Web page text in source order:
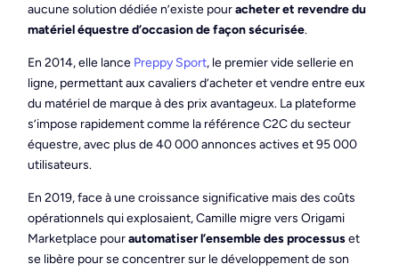
aucune solution dédiée n’existe pouracheter et revendre du
matériel équestre d’occasion de façon sécurisée.
En 2014, elle lance Preppy Sport, le premier vide sellerie en
ligne, permettant aux cavaliers d’acheter et vendre entre eux
du matériel de marque à des prix avantageux. La plateforme
s’impose rapidement comme la référence C2C du secteur
équestre, avec plus de 40 000 annonces actives et 95 000
utilisateurs.
En 2019, face à une croissance significative mais des coûts
opérationnels qui explosaient, Camille migre vers Origami
Marketplace pourautomatiser l’ensemble des processuset
se libère pour se concentrer sur le développement de son